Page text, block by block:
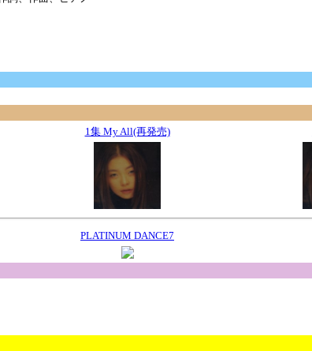
1集 My All(再発売)
PLATINUM DANCE7